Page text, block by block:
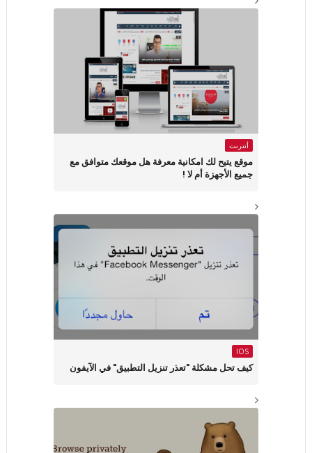
أنترنت
موقع يتيح لك امكانية معرفة هل موقعك متوافق مع
جميع الأجهزة أم لا !
IOS
كيف تحل مشكلة "تعذر تنزيل التطبيق" في الآيفون